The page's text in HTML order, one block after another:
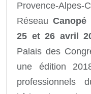
Provence-
Réseau Canopé
25 et 26 avril
Palais des
une édition
professionnels